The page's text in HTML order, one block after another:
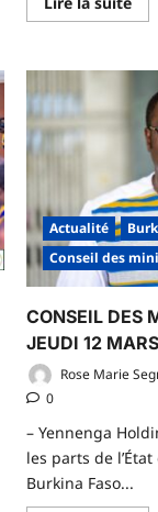
DU
Actualité
Conseil des
CONSEIL DES
JEUDI 12
Rose Marie
0
– Yennenga
les parts de
Burkina Faso...